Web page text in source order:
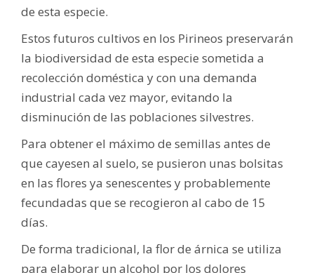
de esta especie.
Estos futuros cultivos en los Pirineos preservarán
la biodiversidad de esta especie sometida a
recolección doméstica y con una demanda
industrial cada vez mayor, evitando la
disminución de las poblaciones silvestres.
Para obtener el máximo de semillas antes de
que cayesen al suelo, se pusieron unas bolsitas
en las flores ya senescentes y probablemente
fecundadas que se recogieron al cabo de 15
días.
De forma tradicional, la flor de árnica se utiliza
para elaborar un alcohol por los dolores